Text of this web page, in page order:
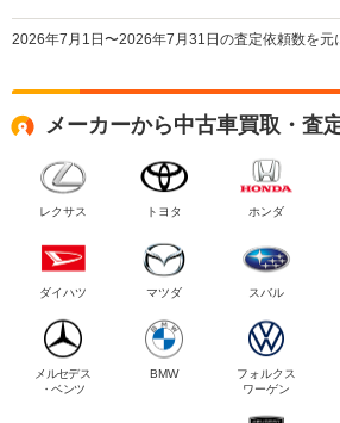
2026年7月1日〜2026年7月31日の査定依頼数を元
メーカーから中古車買取・査
レクサス トヨタ ホンダ
ダイハツ マツダ スバル
メルセデス
・ベンツ
BMW
フォルクス
ワーゲン